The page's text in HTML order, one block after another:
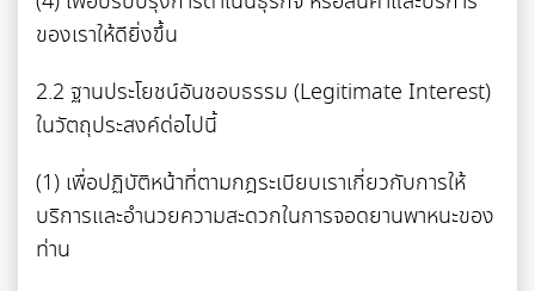
ของเราให้ดียิ่งขึ้น
2.2 ฐานประโยชน์อันชอบธรรม (Legitimate Interest)
ในวัตถุประสงค์ด่อไปนี้
(1) เพื่อปฏิบัติหน้าที่ตามกฎระเบียบเราเกี่ยวกับการให้
บริการและอำนวยความสะดวกในการจอดยานพาหนะของ
ท่าน